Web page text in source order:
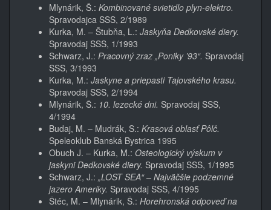
Mlynárik, Š.: Kombinované svietidlo plyn-elektro.
Spravodajca SSS, 2/1989
Kurka, M. – Štubňa, L.: Jaskyňa Dedkovské diery.
Spravodaj SSS, 1/1993
Schwarz, J.: Pracovný zraz „Poniky ’93“. Spravodaj
SSS, 3/1993
Kurka, M.: Jaskyne a priepasti Tajovského krasu.
Spravodaj SSS, 2/1994
Mlynárik, Š.: 10. lezecké dni. Spravodaj SSS,
4/1994
Budaj, M. – Mudrák, S.: Krasová oblasť Pôlč.
Speleoklub Banská Bystrica 1995
Obuch J. – Kurka, M.: Osteologický výskum v
jaskyni Dedkovské diery. Spravodaj SSS, 1/1995
Schwarz, J.: „LOST SEA“ – Najväčšie podzemné
jazero Ameriky. Spravodaj SSS, 4/1995
Štéc, M. – Mlynárik, Š.: Horehronská odpoveď na